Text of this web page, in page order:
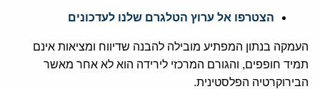
הצטרפו אל ערוץ הטלגרם שלנו לעדכונים
העמקה בנתון המפתיע מובילה להבנה שדיווח ומציאות אינם
תמיד חופפים, והגורם המרכזי לירידה הוא לא אחר מאשר
הבירוקרטיה הפלסטינית.